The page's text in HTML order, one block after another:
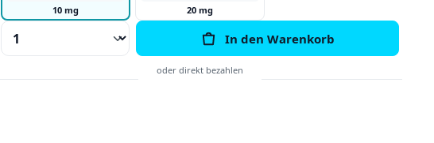
10 mg 20 mg
Produkt Anzahl: Gib den gewünschten Wert
In den Warenkorb